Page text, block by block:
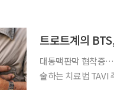
트로트계의
대동맥판막 협착증
술하는 치료법 TAVI 주목 트로트계의 BTS, 가수 진성은 ‘안동역에서’로 활